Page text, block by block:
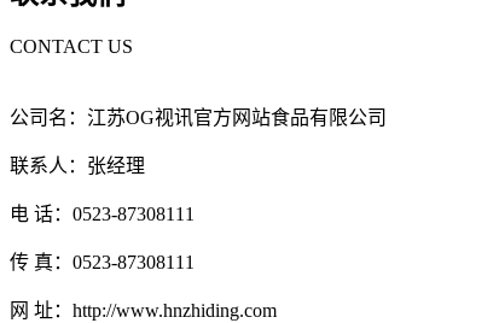
CONTACT US
公司名：江苏OG视讯官方网站食品有限公司
联系人：张经理
电 话：0523-87308111
传 真：0523-87308111
网 址：http://www.hnzhiding.com